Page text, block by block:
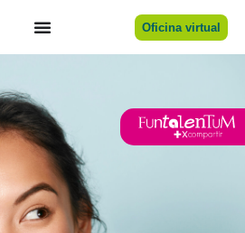
Oficina virtual